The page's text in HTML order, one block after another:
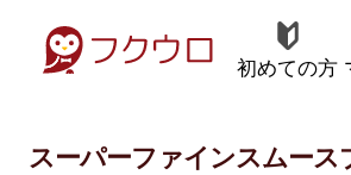
初めての方
スーパーファインスムース